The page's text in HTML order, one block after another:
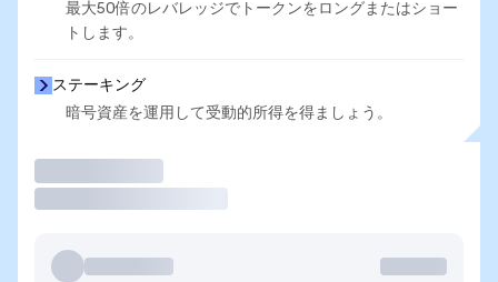
最大50倍のレバレッジでトークンをロングまたはショー
トします。
ステーキング
暗号資産を運用して受動的所得を得ましょう。